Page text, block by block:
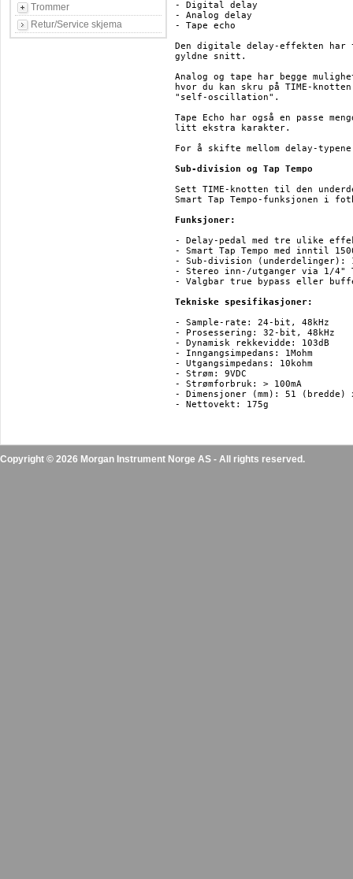
Trommer
Retur/Service skjema
- Digital delay
- Analog delay
- Tape echo
Den digitale delay-effekten har
gyldne snitt.
Analog og tape har begge
hvor du kan skru på TIME-
"self-oscillation".
Tape Echo har også en passe
litt ekstra karakter.
For å skifte mellom delay-
Sub-division og Tap Tempo
Sett TIME-knotten til den
Smart Tap Tempo-funksjonen
Funksjoner:
- Delay-pedal med tre ulike
- Smart Tap Tempo med inntil
- Sub-division
- Stereo inn-/utganger via 1/4"
- Valgbar true bypass eller
Tekniske spesifikasjoner:
- Sample-rate: 24-bit, 48kHz
- Prosessering: 32-bit, 48kHz
- Dynamisk rekkevidde: 103dB
- Inngangsimpedans: 1Mohm
- Utgangsimpedans: 10kohm
- Strøm: 9VDC
- Strømforbruk: > 100mA
- Dimensjoner (mm): 51
Copyright © 2026 Morgan Instrument Norge AS - All rights reserved.